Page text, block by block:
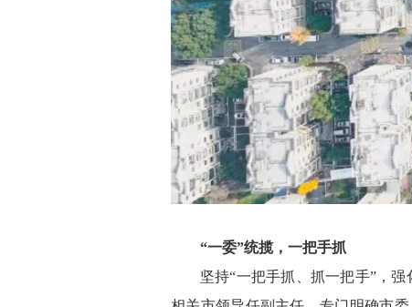
“一委”统揽，一把手抓
坚持“一把手抓、抓一把手”，